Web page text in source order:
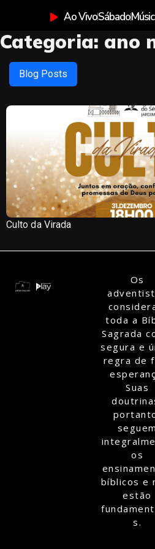
Ao VivoSábado
Categoria: ano
Blog Posts
Culto da Virada
Os
toda a
Sagrada
segura e
regra de
Suas
seguem
os
bíblicos e
estão
s.